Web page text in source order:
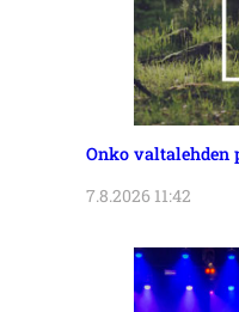
Onko valtalehden
7.8.2026 11:42